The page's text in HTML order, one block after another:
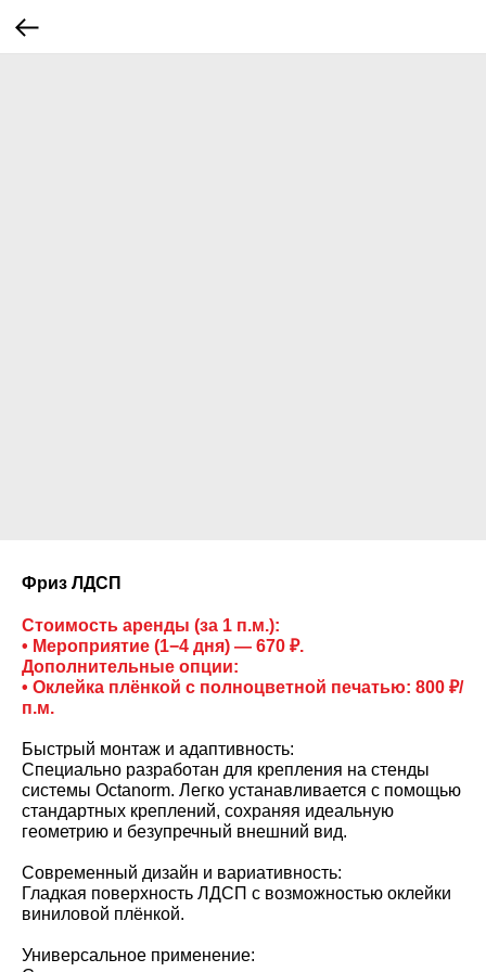
Фриз ЛДСП
Стоимость аренды (за 1 п.м.):
• Мероприятие (1−4 дня) — 670 ₽.
Дополнительные опции:
• Оклейка плёнкой с полноцветной печатью: 800 ₽/
п.м.
Быстрый монтаж и адаптивность:
Специально разработан для крепления на стенды
системы Octanorm. Легко устанавливается с помощью
стандартных креплений, сохраняя идеальную
геометрию и безупречный внешний вид.
Современный дизайн и вариативность:
Гладкая поверхность ЛДСП с возможностью оклейки
виниловой плёнкой.
Универсальное применение: